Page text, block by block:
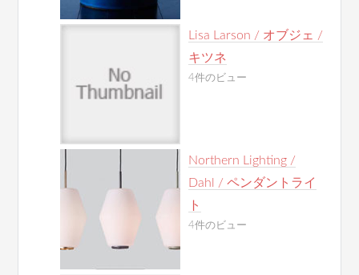
Lisa Larson / オブジェ /
キツネ
4件のビュー
Northern Lighting /
Dahl / ペンダントライ
ト
4件のビュー